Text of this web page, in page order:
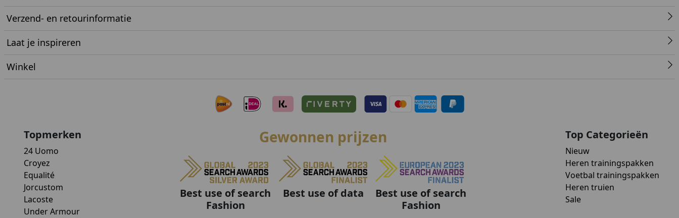
Verzend- en retourinformatie
Laat je inspireren
Winkel
Topmerken
24 Uomo
Croyez
Equalité
Jorcustom
Lacoste
Under Armour
Gewonnen prijzen
Best use of search
Fashion
Best use of data
Best use of search
Fashion
Top Categorieën
Nieuw
Heren trainingspakken
Voetbal trainingspakken
Heren truien
Sale